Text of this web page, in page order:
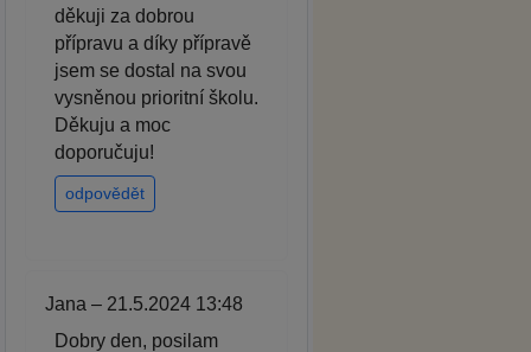
děkuji za dobrou
přípravu a díky přípravě
jsem se dostal na svou
vysněnou prioritní školu.
Děkuju a moc
doporučuju!
odpovědět
Jana – 21.5.2024 13:48
Dobry den, posilam